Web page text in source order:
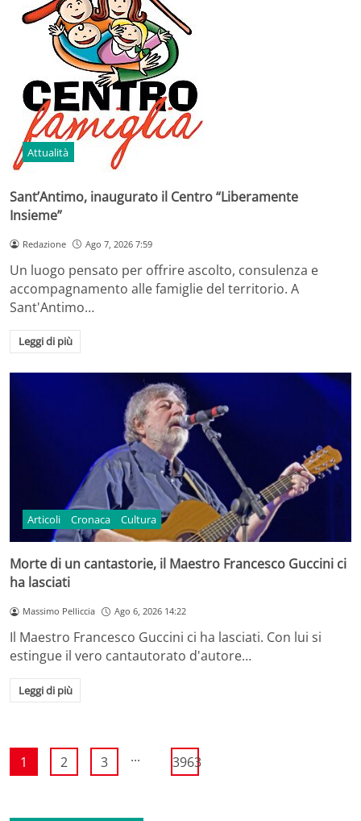
Attualità
Sant’Antimo, inaugurato il Centro “Liberamente
Insieme”
Redazione Ago 7, 2026 7:59
Un luogo pensato per offrire ascolto, consulenza e
accompagnamento alle famiglie del territorio. A
Sant'Antimo…
Leggi di più
Articoli Cronaca Cultura
Morte di un cantastorie, il Maestro Francesco Guccini ci
ha lasciati
Massimo Pelliccia Ago 6, 2026 14:22
Il Maestro Francesco Guccini ci ha lasciati. Con lui si
estingue il vero cantautorato d'autore…
Leggi di più
1 2 3 ... 3963